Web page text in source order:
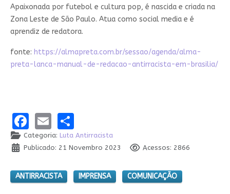
Apaixonada por futebol e cultura pop, é nascida e criada na
Zona Leste de São Paulo. Atua como social media e é
aprendiz de redatora.
fonte: https://almapreta.com.br/sessao/agenda/alma-
preta-lanca-manual-de-redacao-antirracista-em-brasilia/
Facebook
EmailShare
Categoria: Luta Antirracista
Publicado: 21 Novembro 2023
Acessos: 2866
ANTIRRACISTA IMPRENSA COMUNICAÇÃO